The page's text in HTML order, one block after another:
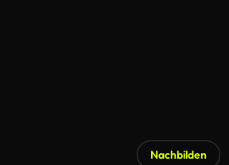
Nachbilden